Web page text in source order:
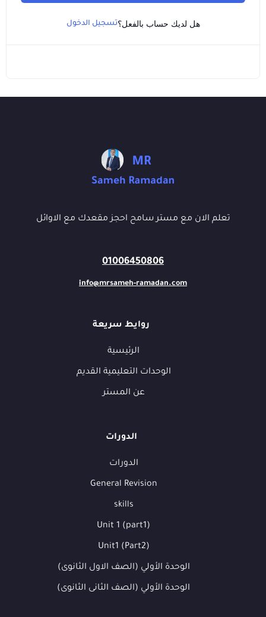
هل لديك حساب بالفعل؟تسجيل الدخول
تعلم الان مع مستر سامح احجز مقعدك مع الاوائل
01006450806
info@mrsameh-ramadan.com
روايط سريعة
الرئيسية
الوحدات التعليمية القديم
عن المستر
الدورات
الدورات
General Revision
skills
Unit 1 (part1)
Unit1 (Part2)
الوحدة الأولي (الصف الاول الثانوى)
الوحدة الأولي (الصف الثانى الثانوى)